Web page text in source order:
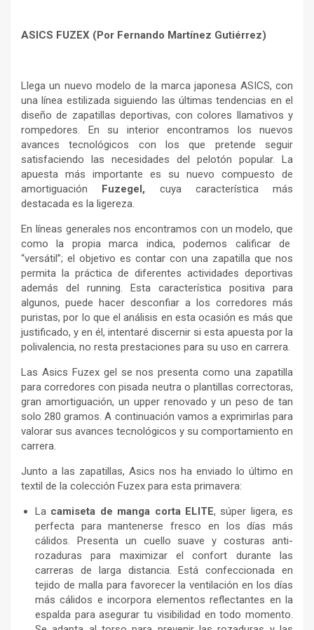
ASICS FUZEX (Por Fernando Martínez Gutiérrez)
Llega un nuevo modelo de la marca japonesa ASICS, con
una línea estilizada siguiendo las últimas tendencias en el
diseño de zapatillas deportivas, con colores llamativos y
rompedores. En su interior encontramos los nuevos
avances tecnológicos con los que pretende seguir
satisfaciendo las necesidades del pelotón popular. La
apuesta más importante es su nuevo compuesto de
amortiguación Fuzegel, cuya característica más
destacada es la ligereza.
En líneas generales nos encontramos con un modelo, que
como la propia marca indica, podemos calificar de
“versátil”; el objetivo es contar con una zapatilla que nos
permita la práctica de diferentes actividades deportivas
además del running. Esta característica positiva para
algunos, puede hacer desconfiar a los corredores más
puristas, por lo que el análisis en esta ocasión es más que
justificado, y en él, intentaré discernir si esta apuesta por la
polivalencia, no resta prestaciones para su uso en carrera.
Las Asics Fuzex gel se nos presenta como una zapatilla
para corredores con pisada neutra o plantillas correctoras,
gran amortiguación, un upper renovado y un peso de tan
solo 280 gramos. A continuación vamos a exprimirlas para
valorar sus avances tecnológicos y su comportamiento en
carrera.
Junto a las zapatillas, Asics nos ha enviado lo último en
textil de la colección Fuzex para esta primavera:
La camiseta de manga corta ELITE, súper ligera, es
perfecta para mantenerse fresco en los días más
cálidos. Presenta un cuello suave y costuras anti-
rozaduras para maximizar el confort durante las
carreras de larga distancia. Está confeccionada en
tejido de malla para favorecer la ventilación en los días
más cálidos e incorpora elementos reflectantes en la
espalda para asegurar tu visibilidad en todo momento.